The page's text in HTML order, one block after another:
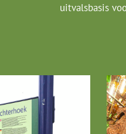
uitvalsbasis